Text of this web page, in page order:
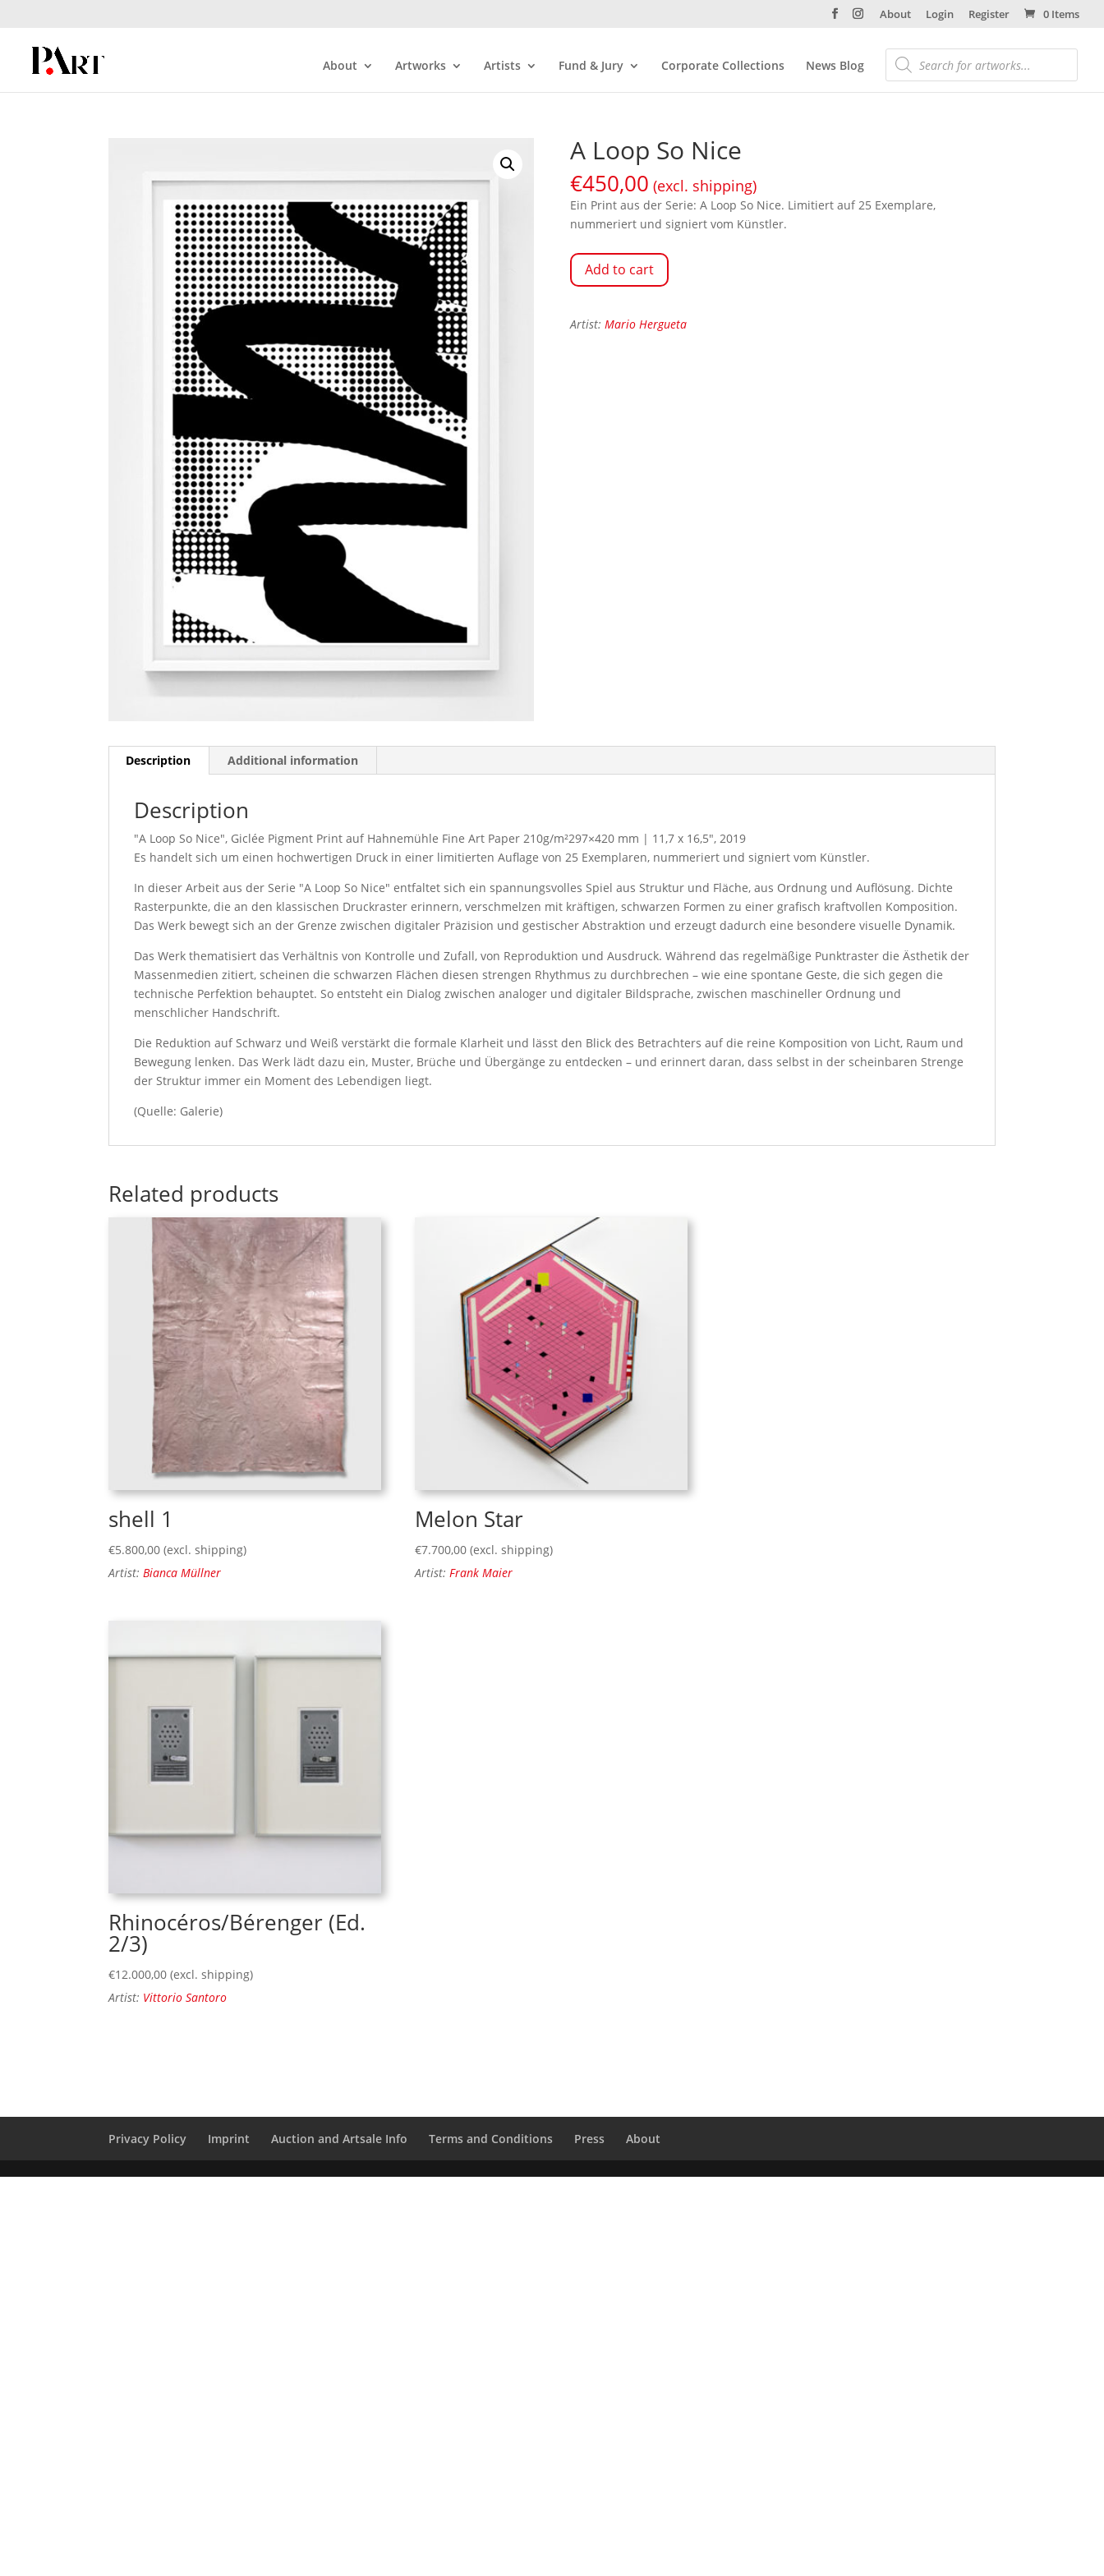
About Login Register 0 Items
About Artworks Artists Fund & Jury Corporate Collections News Blog
A Loop So Nice
€450,00 (excl. shipping)
Ein Print aus der Serie: A Loop So Nice. Limitiert auf 25 Exemplare,
nummeriert und signiert vom Künstler.
Add to cart
Artist: Mario Hergueta
Description Additional information
Description
"A Loop So Nice", Giclée Pigment Print auf Hahnemühle Fine Art Paper 210g/m²297×420 mm | 11,7 x 16,5", 2019
Es handelt sich um einen hochwertigen Druck in einer limitierten Auflage von 25 Exemplaren, nummeriert und signiert vom Künstler.
In dieser Arbeit aus der Serie "A Loop So Nice" entfaltet sich ein spannungsvolles Spiel aus Struktur und Fläche, aus Ordnung und Auflösung. Dichte
Rasterpunkte, die an den klassischen Druckraster erinnern, verschmelzen mit kräftigen, schwarzen Formen zu einer grafisch kraftvollen Komposition.
Das Werk bewegt sich an der Grenze zwischen digitaler Präzision und gestischer Abstraktion und erzeugt dadurch eine besondere visuelle Dynamik.
Das Werk thematisiert das Verhältnis von Kontrolle und Zufall, von Reproduktion und Ausdruck. Während das regelmäßige Punktraster die Ästhetik der
Massenmedien zitiert, scheinen die schwarzen Flächen diesen strengen Rhythmus zu durchbrechen – wie eine spontane Geste, die sich gegen die
technische Perfektion behauptet. So entsteht ein Dialog zwischen analoger und digitaler Bildsprache, zwischen maschineller Ordnung und
menschlicher Handschrift.
Die Reduktion auf Schwarz und Weiß verstärkt die formale Klarheit und lässt den Blick des Betrachters auf die reine Komposition von Licht, Raum und
Bewegung lenken. Das Werk lädt dazu ein, Muster, Brüche und Übergänge zu entdecken – und erinnert daran, dass selbst in der scheinbaren Strenge
der Struktur immer ein Moment des Lebendigen liegt.
(Quelle: Galerie)
Related products
shell 1
€5.800,00 (excl. shipping)
Artist: Bianca Müllner
Melon Star
€7.700,00 (excl. shipping)
Artist:Frank Maier
Rhinocéros/Bérenger (Ed.
2/3)
€12.000,00 (excl. shipping)
Artist: Vittorio Santoro
Privacy Policy Imprint Auction and Artsale Info Terms and Conditions Press About